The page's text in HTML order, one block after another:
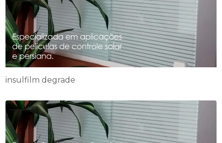
insulfilm degrade